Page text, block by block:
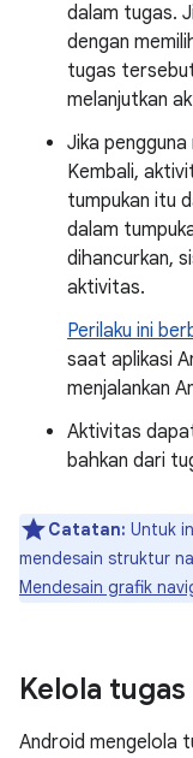
dalam tugas.
dengan
tugas
melanjutkan
Jika
Kembali,
tumpukan itu
dalam
dihancurkan,
aktivitas.
Perilaku ini
saat aplikasi
menjalankan
Aktivitas
bahkan dari
Catatan: Untuk
mendesain struktur
Mendesain grafik
Kelola tugas
Android mengelola